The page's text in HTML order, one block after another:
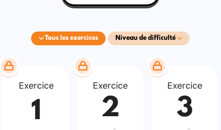
Tous les exercices Niveau de difficulté
Exercice
1
Exercice
2
Exercice
3